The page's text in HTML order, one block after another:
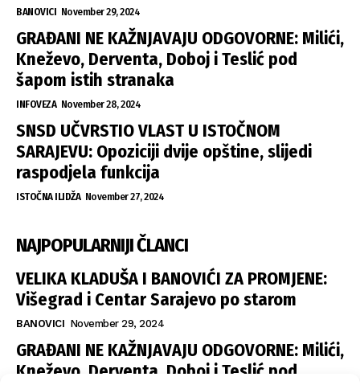
BANOVICI November 29, 2024
GRAĐANI NE KAŽNJAVAJU ODGOVORNE: Milići,
Kneževo, Derventa, Doboj i Teslić pod
šapom istih stranaka
INFOVEZA November 28, 2024
SNSD UČVRSTIO VLAST U ISTOČNOM
SARAJEVU: Opoziciji dvije opštine, slijedi
raspodjela funkcija
ISTOČNA ILIDŽA November 27, 2024
NAJPOPULARNIJI ČLANCI
VELIKA KLADUŠA I BANOVIĆI ZA PROMJENE:
Višegrad i Centar Sarajevo po starom
BANOVICI November 29, 2024
GRAĐANI NE KAŽNJAVAJU ODGOVORNE: Milići,
Kneževo, Derventa, Doboj i Teslić pod